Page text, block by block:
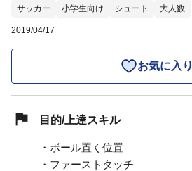
サッカー 小学生向け シュート 大人数
2019/04/17
お気に入り
目的/上達スキル
・ボール置く位置
・ファーストタッチ